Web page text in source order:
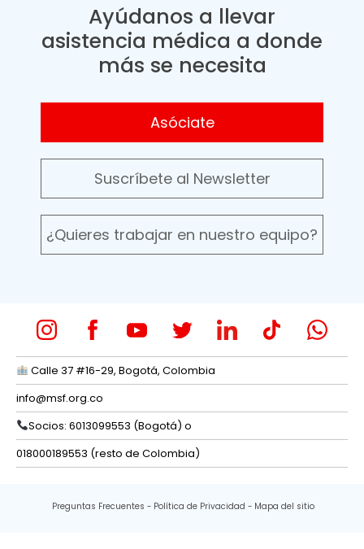
Ayúdanos a llevar
asistencia médica a donde
más se necesita
Asóciate
Suscríbete al Newsletter
¿Quieres trabajar en nuestro equipo?
Calle 37 #16-29, Bogotá, Colombia
info@msf.org.co
Socios: 6013099553 (Bogotá) o
018000189553 (resto de Colombia)
Preguntas Frecuentes Política de Privacidad Mapa del sitio